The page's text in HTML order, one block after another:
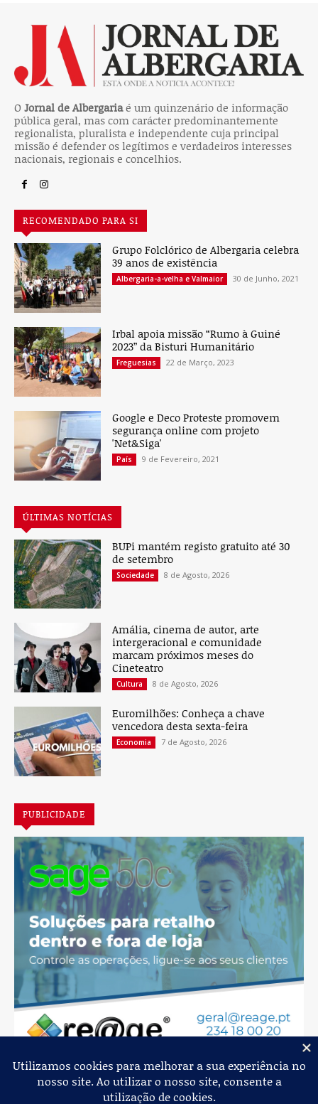
O Jornal de Albergariaé um quinzenário de informação
pública geral, mas com carácter predominantemente
regionalista, pluralista e independente cuja principal
missão é defender os legítimos e verdadeiros interesses
nacionais, regionais e concelhios.
RECOMENDADO PARA SI
Grupo Folclórico de Albergaria celebra
39 anos de existência
Albergaria-a-velha e Valmaior 30 de Junho, 2021
Irbal apoia missão “Rumo à Guiné
2023” da Bisturi Humanitário
Freguesias 22 de Março, 2023
Google e Deco Proteste promovem
segurança online com projeto
'Net&Siga'
País 9 de Fevereiro, 2021
ÚLTIMAS NOTÍCIAS
BUPi mantém registo gratuito até 30
de setembro
Sociedade 8 de Agosto, 2026
Amália, cinema de autor, arte
intergeracional e comunidade
marcam próximos meses do
Cineteatro
Cultura 8 de Agosto, 2026
Euromilhões: Conheça a chave
vencedora desta sexta-feira
Economia 7 de Agosto, 2026
PUBLICIDADE
Jornal de Albergaria,2026© Todos os Direitos Reservados